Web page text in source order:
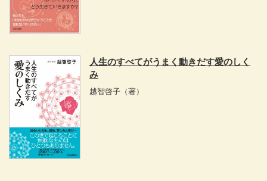
人生のすべてがうまく動きだす愛のしく
み
越智啓子 （著）